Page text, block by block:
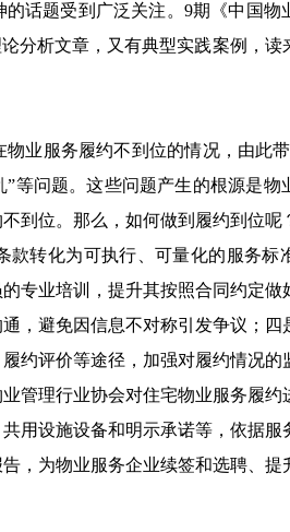
话题受到广泛关注。 9期《中国物
分析文章，又有典型实践案例，读
业服务履约不到位的情况，由此
等问题。这些问题产生的根源是物
到位。那么，如何做到履约到位呢
转化为可执行、可量化的服务标
专业培训，提升其按照合同约定做
，避免因信息不对称引发争议；四
约评价等途径，加强对履约情况的
管理行业协会对住宅物业服务履约
用设施设备和明示承诺等，依据服
，为物业服务企业续签和选聘、提